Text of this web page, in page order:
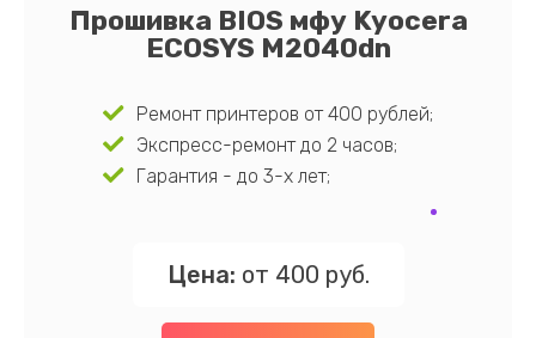
Прошивка BIOS мфу Kyocera
ECOSYS M2040dn
Ремонт принтеров от 400 рублей;
Экспресс-ремонт до 2 часов;
Гарантия - до 3-х лет;
Цена: от 400 руб.